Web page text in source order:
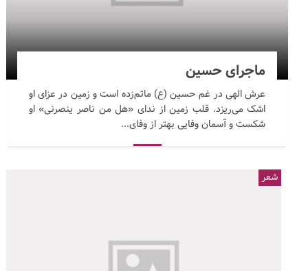
ماجرای حسین
عرش الهی در غم حسین (ع) ماتم‌زده است و زمین در عزای او
اشک می‌ریزد. قلب زمین از ندای «هل من ناصر ینصرنی» او
شکست و آسمان وفایی بهتر از وفای...
شعر